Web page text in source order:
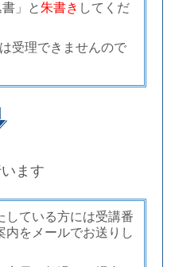
」と朱書き してくだ
受理できませんので
ます
している方には受講番
内をメールでお送りし